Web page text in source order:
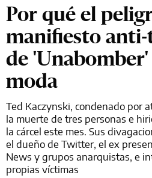
Por qué el
manifiesto
de
moda
Ted Kaczynski, condenado por
la muerte de tres personas e
la cárcel este mes. Sus
el dueño de Twitter, el ex
News y grupos anarquistas, e
propias víctimas